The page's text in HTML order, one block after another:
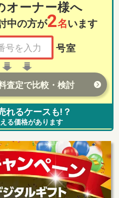
オーナー様へ
中の方が2名います
号室
査定で比較・検討
れるケースも!？
る価格があります